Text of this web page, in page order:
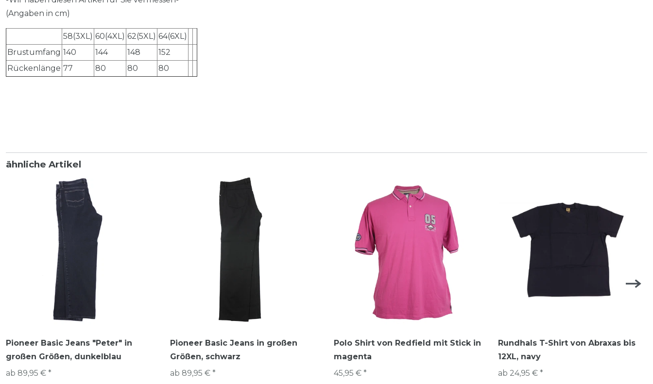
(Angaben in cm)
58(3XL) 60(4XL) 62(5XL) 64(6XL)
Brustumfang 140 144 148
152
Rückenlänge 77 80 80 80
ähnliche Artikel
Pioneer Basic Jeans "Peter" in
großen Größen, dunkelblau
ab 89,95 € *
Pioneer Basic Jeans in großen
Größen, schwarz
ab 89,95 € *
Polo Shirt von Redfield mit Stick in
magenta
45,95 € *
Rundhals T-Shirt von Abraxas bis
12XL, navy
ab 24,95 € *